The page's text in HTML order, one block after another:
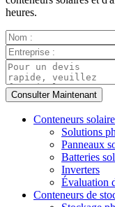
heures.
Conteneurs
Solutions
Panneaux
Batteries
Inverters
Évaluation
Conteneurs de